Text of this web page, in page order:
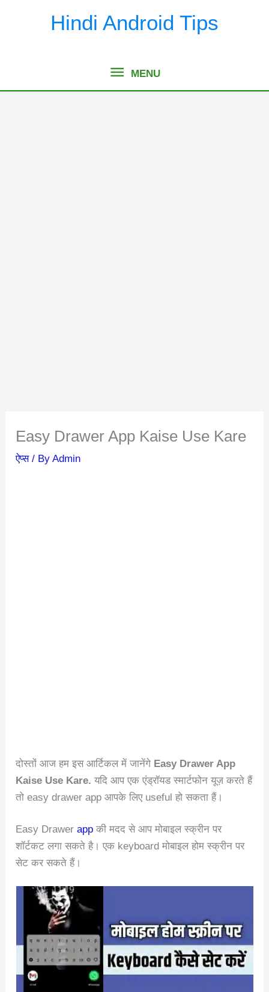
Hindi Android Tips
MENU
MENU
Easy Drawer App Kaise Use Kare
ऐप्स/ ByAdmin
दोस्तों आज हम इस आर्टिकल में जानेंगे Easy Drawer App
Kaise Use Kare. यदि आप एक एंड्रॉयड स्मार्टफोन यूज़ करते हैं
तो easy drawer app आपके लिए useful हो सकता हैं।
Easy Drawerapp की मदद से आप मोबाइल स्क्रीन पर
शॉर्टकट लगा सकते है। एक keyboard मोबाइल होम स्क्रीन पर
सेट कर सकते हैं।